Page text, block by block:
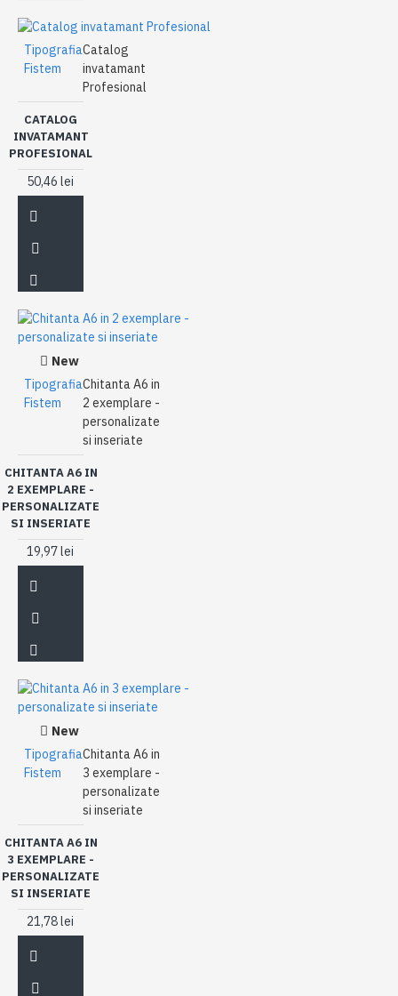
Tipografia
Fistem
Catalog
invatamant
Profesional
CATALOG
INVATAMANT
PROFESIONAL
50,46 lei
New
Tipografia
Fistem
Chitanta A6 in
2 exemplare -
personalizate
si inseriate
CHITANTA A6 IN
2 EXEMPLARE -
PERSONALIZATE
SI INSERIATE
19,97 lei
New
Tipografia
Fistem
Chitanta A6 in
3 exemplare -
personalizate
si inseriate
CHITANTA A6 IN
3 EXEMPLARE -
PERSONALIZATE
SI INSERIATE
21,78 lei